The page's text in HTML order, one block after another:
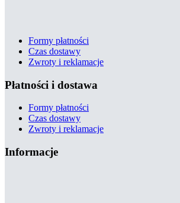
Formy płatności
Czas dostawy
Zwroty i reklamacje
Płatności i dostawa
Formy płatności
Czas dostawy
Zwroty i reklamacje
Informacje